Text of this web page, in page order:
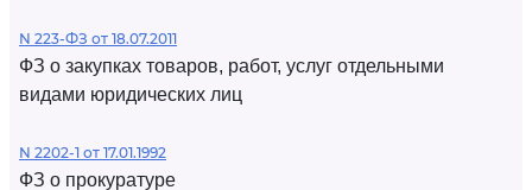
N 223-ФЗ от 18.07.2011
ФЗ о закупках товаров, работ, услуг отдельными
видами юридических лиц
N 2202-1 от 17.01.1992
ФЗ о прокуратуре